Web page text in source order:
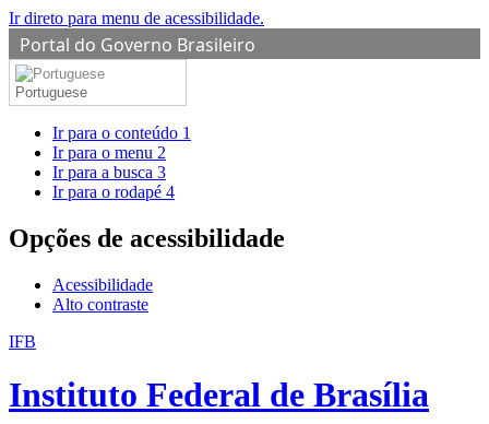
Ir direto para menu de acessibilidade.
Portal do Governo Brasileiro
Portuguese
Ir para o conteúdo 1
Ir para o menu 2
Ir para a busca 3
Ir para o rodapé 4
Opções de acessibilidade
Acessibilidade
Alto contraste
IFB
Instituto Federal de Brasília